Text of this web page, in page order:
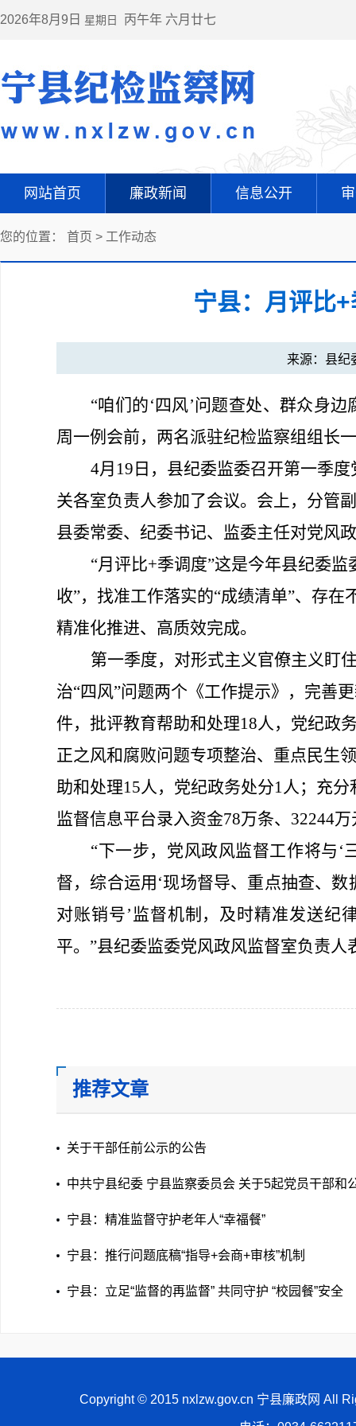
2026年8月9日 星期日 丙午年 六月廿七
网站首页 廉政新闻 信息公开
您的位置： 首页 > 工作动态
宁县：月评比
来源：县纪
“咱们的‘四风’问题查处、群众身
周一例会前， 两名派驻纪检监察组组长
4月19日，县纪委监委召开第一季
关各室负责人参加了会议。会上，分管
县委常委、纪委书记、监委主任对党风
“月 评比+季调度”这是今年县纪委监
收”，找准工作落实的“成绩清单”、存在
精准化推进、高质效完成。
第一季度， 对形式主义官僚主义盯
治“四风”问题两个《工作提示》， 完善
件，批评教育帮助和处理18人，党纪政
正之风和腐败问题专项整治、重点民生
助和处理15人，党纪政务处分1人；充分
监督信息平台录入资金78万条、32244
“下一步，党风政风监督工作将与
督，综合运用‘现场督导、重点抽查、数
对账销号’ 监督机制 ，及时精准发送纪
平。 ”县纪委监委党风政风监督室负责人
推荐文章
关于干部任前公示的公告
中共宁县纪委 宁县监察委员会 关于5起党员干部和
员参与赌博问题典型案例的通报
宁县：精准监督守护老年人“幸福餐”
宁县：推行问题底稿“指导+会商+审核”机制
宁县：立足“监督的再监督” 共同守护 “校园餐”安全
Copyright © 2015 nxlzw.gov.cn 宁县廉政网 All